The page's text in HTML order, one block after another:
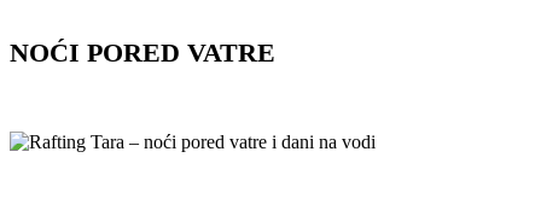
NOĆI PORED VATRE